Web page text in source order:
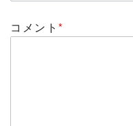
コメント*